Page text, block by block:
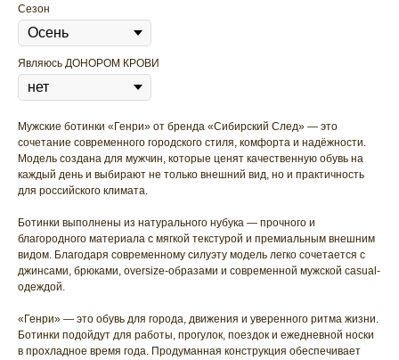
Сезон
Являюсь ДОНОРОМ КРОВИ
Мужские ботинки «Генри» от бренда «Сибирский След» — это
сочетание современного городского стиля, комфорта и надёжности.
Модель создана для мужчин, которые ценят качественную обувь на
каждый день и выбирают не только внешний вид, но и практичность
для российского климата.
Ботинки выполнены из натурального нубука — прочного и
благородного материала с мягкой текстурой и премиальным внешним
видом. Благодаря современному силуэту модель легко сочетается с
джинсами, брюками, oversize-образами и современной мужской casual-
одеждой.
«Генри» — это обувь для города, движения и уверенного ритма жизни.
Ботинки подойдут для работы, прогулок, поездок и ежедневной носки
в прохладное время года. Продуманная конструкция обеспечивает